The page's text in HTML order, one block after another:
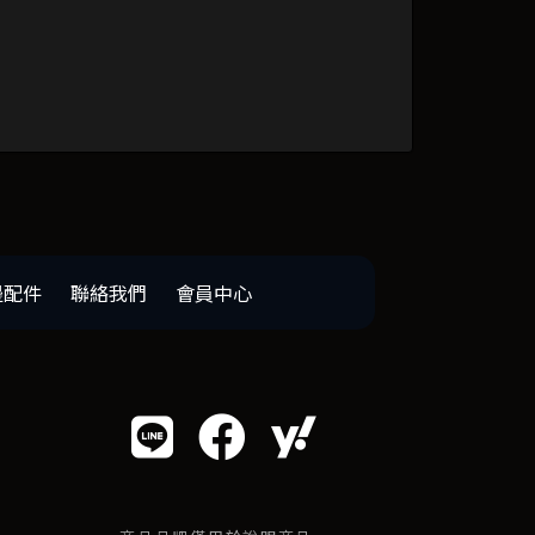
件 聯絡我們 會員中心